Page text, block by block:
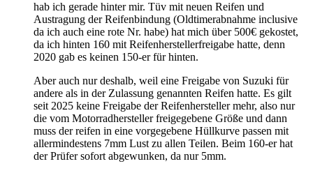
hab ich gerade hinter mir. Tüv mit neuen Reifen und
Austragung der Reifenbindung (Oldtimerabnahme inclusive
da ich auch eine rote Nr. habe) hat mich über 500€ gekostet,
da ich hinten 160 mit Reifenherstellerfreigabe hatte, denn
2020 gab es keinen 150-er für hinten.
Aber auch nur deshalb, weil eine Freigabe von Suzuki für
andere als in der Zulassung genannten Reifen hatte. Es gilt
seit 2025 keine Freigabe der Reifenhersteller mehr, also nur
die vom Motorradhersteller freigegebene Größe und dann
muss der reifen in eine vorgegebene Hüllkurve passen mit
allermindestens 7mm Lust zu allen Teilen. Beim 160-er hat
der Prüfer sofort abgewunken, da nur 5mm.